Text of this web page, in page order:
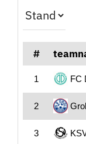
Lid worden
Zoeken
naar:
#
1 FC
2
3